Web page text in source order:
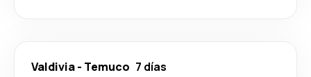
Valdivia- Temuco 7 días